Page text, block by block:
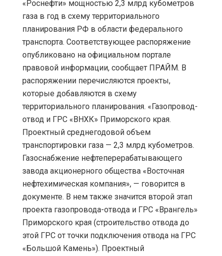
«Роснефти» мощностью 2,3 млрд кубометров
газа в год в схему территориального
планирования РФ в области федерального
транспорта. Соответствующее распоряжение
опубликовано на официальном портале
правовой информации, сообщает ПРАЙМ. В
распоряжении перечисляются проекты,
которые добавляются в схему
территориального планирования. «Газопровод-
отвод и ГРС «ВНХК» Приморского края.
Проектный среднегодовой объем
транспортировки газа — 2,3 млрд кубометров.
Газоснабжение нефтеперерабатывающего
завода акционерного общества «Восточная
нефтехимическая компания», — говорится в
документе. В нем также значится второй этап
проекта газопровода-отвода и ГРС «Врангель»
Приморского края (строительство отвода до
этой ГРС от точки подключения отвода на ГРС
«Большой Камень»). Проектный